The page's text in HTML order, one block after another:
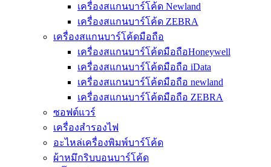
เครื่องสแกนบาร์โค้ด Newland
เครื่องสแกนบาร์โค้ด ZEBRA
เครื่องสแกนบาร์โค้ดมือถือ
เครื่องสแกนบาร์โค้ดมือถือHoneywell
เครื่องสแกนบาร์โค้ดมือถือ iData
เครื่องสแกนบาร์โค้ดมือถือ newland
เครื่องสแกนบาร์โค้ดมือถือ ZEBRA
ซอฟต์แวร์
เครื่องสำรองไฟ
อะไหล่เครื่องพิมพ์บาร์โค้ด
ผ้าหมึกริบบอนบาร์โค้ด